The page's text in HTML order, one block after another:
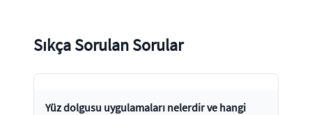
Sıkça Sorulan Sorular
Yüz dolgusu uygulamaları nelerdir ve hangi